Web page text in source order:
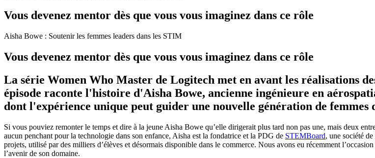
Vous devenez mentor dès que vous vous imaginez dans ce rôle
Aisha Bowe : Soutenir les femmes leaders dans les STIM
Vous devenez mentor dès que vous vous imaginez dans ce rôle
La série Women Who Master de Logitech met en avant les réalisations
épisode raconte l'histoire d'Aisha Bowe, ancienne ingénieure en
dont l'expérience unique peut guider une nouvelle génération de femmes
Si vous pouviez remonter le temps et dire à la jeune Aisha Bowe qu’elle dirigerait plus tard non pas une, mais deux
aucun penchant pour la technologie dans son enfance, Aisha est la fondatrice et la PDG de STEMBoard, une société
projets, utilisé par des milliers d’élèves et désormais disponible dans le commerce. Nous avons eu récemment
l’avenir de son domaine.